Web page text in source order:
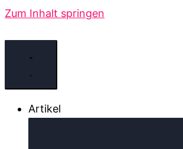
Zum Inhalt springen
Artikel